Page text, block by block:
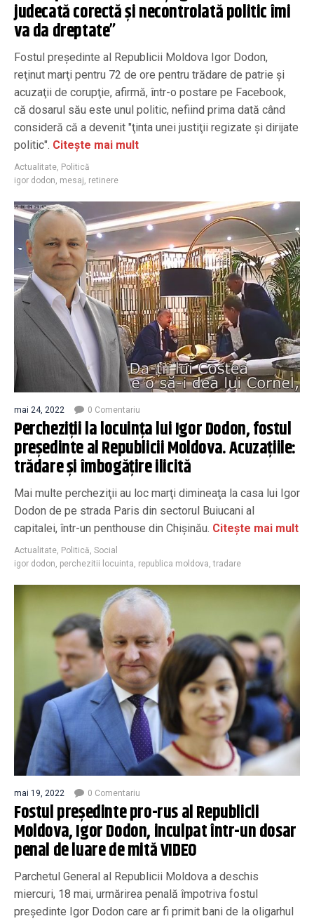
judecată corectă şi necontrolată politic îmi
va da dreptate”
Fostul preşedinte al Republicii Moldova Igor Dodon,
reţinut marţi pentru 72 de ore pentru trădare de patrie şi
acuzaţii de corupţie, afirmă, într-o postare pe Facebook,
că dosarul său este unul politic, nefiind prima dată când
consideră că a devenit "ţinta unei justiţii regizate şi dirijate
politic". Citește mai mult
Actualitate, Politică
igor dodon, mesaj, retinere
mai 24, 2022 0 Comentariu
Percheziţii la locuinţa lui Igor Dodon, fostul
preşedinte al Republicii Moldova. Acuzațiile:
trădare și îmbogățire ilicită
Mai multe percheziţii au loc marţi dimineaţa la casa lui Igor
Dodon de pe strada Paris din sectorul Buiucani al
capitalei, într-un penthouse din Chişinău. Citește mai mult
Actualitate, Politică, Social
igor dodon, perchezitii locuinta, republica moldova,tradare
mai 19, 2022 0 Comentariu
Fostul președinte pro-rus al Republicii
Moldova, Igor Dodon, inculpat într-un dosar
penal de luare de mită VIDEO
Parchetul General al Republicii Moldova a deschis
miercuri, 18 mai, urmărirea penală împotriva fostul
președinte Igor Dodon care ar fi primit bani de la oligarhul